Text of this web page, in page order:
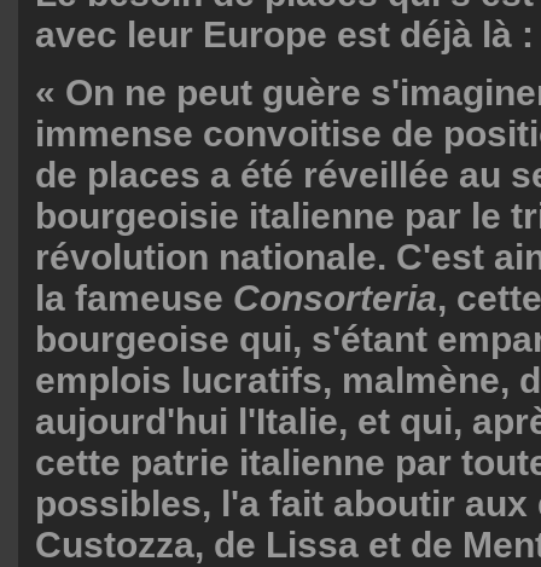
avec leur Europe est déjà là :
« On ne peut guère
immense convoitise de
de places a été réveillée au
bourgeoisie italienne par le
révolution nationale. C'est
la fameuse Consorteria,
bourgeoise qui, s'étant
emplois lucratifs, malmène,
aujourd'hui l'Italie, et qui,
cette patrie italienne par
possibles, l'a fait aboutir aux
Custozza, de Lissa et de